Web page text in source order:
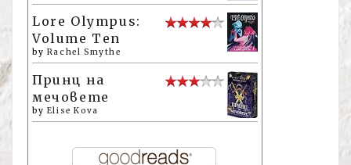
Lore Olympus:
Volume Ten
by Rachel Smythe
Принц на
мечовете
by Elise Kova